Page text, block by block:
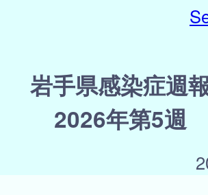
岩手県感染症週
2026年第5週